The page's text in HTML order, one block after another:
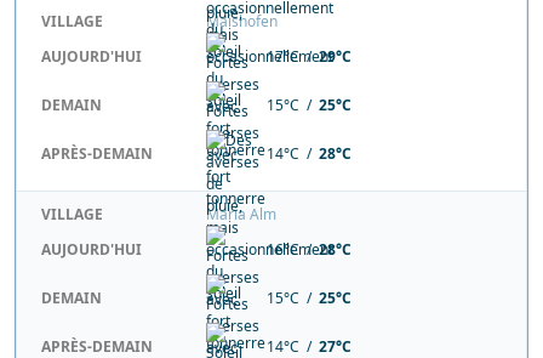
VILLAGE
Maishofen
AUJOURD'HUI
17°C /29°C
DEMAIN 15°C / 25°C
APRÈS-DEMAIN 14°C / 28°C
VILLAGE
Maria Alm
AUJOURD'HUI
16°C /28°C
DEMAIN 15°C / 25°C
APRÈS-DEMAIN 14°C / 27°C